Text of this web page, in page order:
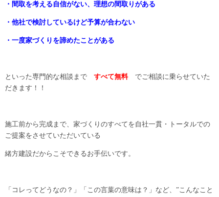
・間取を考える自信がない、理想の間取りがある
・他社で検討しているけど予算が合わない
・一度家づくりを諦めたことがある
といった専門的な相談まで すべて無料 でご相談に乗らせていた
だきます！！
施工前から完成まで、家づくりのすべてを自社一貫・トータルでの
ご提案をさせていただいている
緒方建設だからこそできるお手伝いです。
「コレってどうなの？」「この言葉の意味は？」など、”こんなこと